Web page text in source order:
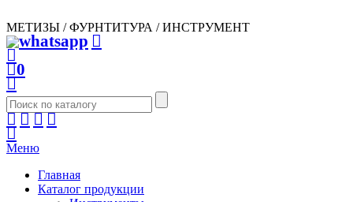
МЕТИЗЫ / ФУРНТИТУРА / ИНСТРУМЕНТ
0
Меню
Главная
Каталог продукции